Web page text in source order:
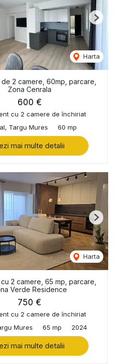
Harta
Next
2 camere, 60mp, parcare,
Zona Cenrala
600 €
cu 2 camere de închiriat
Targu Mures
60 mp
mai multe detalii
Harta
Next
2 camere, 65 mp, parcare,
Verde Residence
750 €
cu 2 camere de închiriat
Mures
65 mp 2024
mai multe detalii